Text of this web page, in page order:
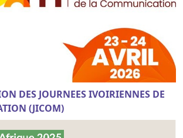
DES JOURNEES IVOIRIENNES DE
(JICOM)